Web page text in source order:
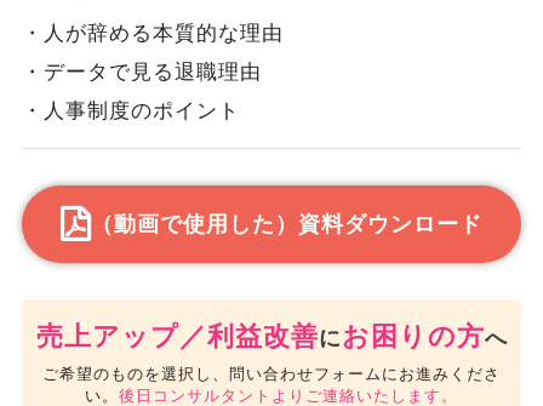
・人が辞める本質的な理由
・データで見る退職理由
・人事制度のポイント
（動画で使用した）資料ダウンロード
売上アップ／利益改善にお困りの方へ
ご希望のものを選択し、問い合わせフォームにお進みくださ
い。 後日コンサルタントよりご連絡いたします。